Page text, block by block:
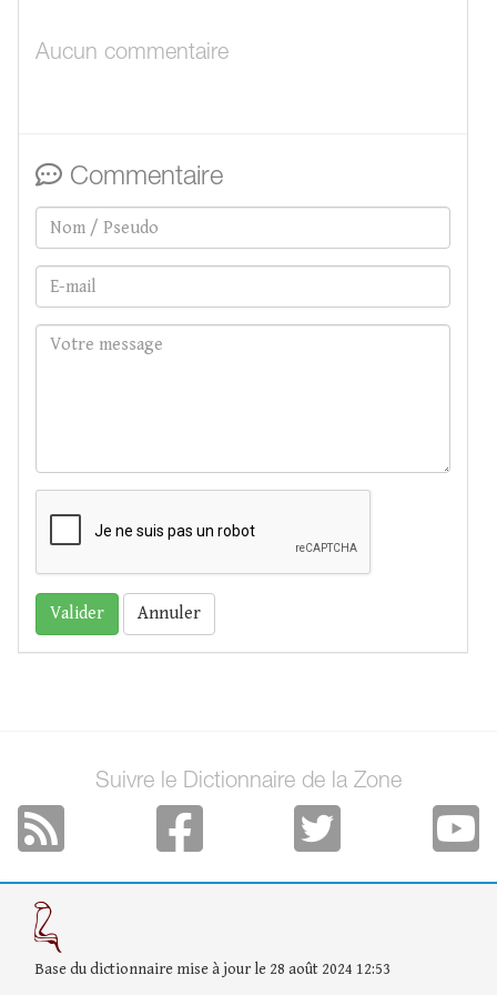
Aucun commentaire
Commentaire
Annuler
Suivre le Dictionnaire de la Zone
Base du dictionnaire mise à jour le 28 août 2024 12:53